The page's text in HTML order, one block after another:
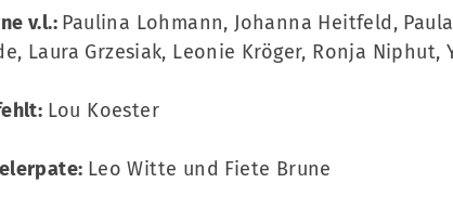
v.l.: Paulina Lohmann, Johanna Heitfeld,
Laura Grzesiak, Leonie Kröger, Ronja Niphut,
Lou Koester
Leo Witte und Fiete Brune